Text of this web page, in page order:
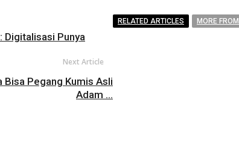
Digitalisasi Punya
Next Article
Bisa Pegang Kumis Asli
Adam ...
RELATED ARTICLES MORE